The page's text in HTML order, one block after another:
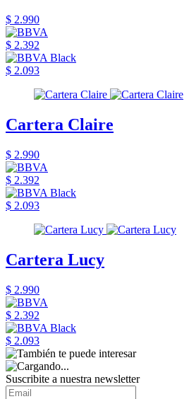
$ 2.990
$ 2.392
$ 2.093
Cartera Claire
$ 2.990
$ 2.392
$ 2.093
Cartera Lucy
$ 2.990
$ 2.392
$ 2.093
Suscribite a nuestra newsletter